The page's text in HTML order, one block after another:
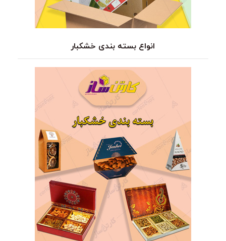
انواع بسته بندی خشکبار